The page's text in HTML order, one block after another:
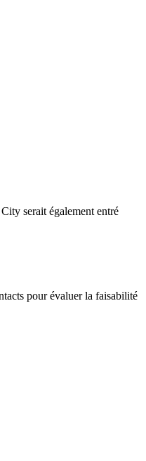
serait également entré
pour évaluer la faisabilité